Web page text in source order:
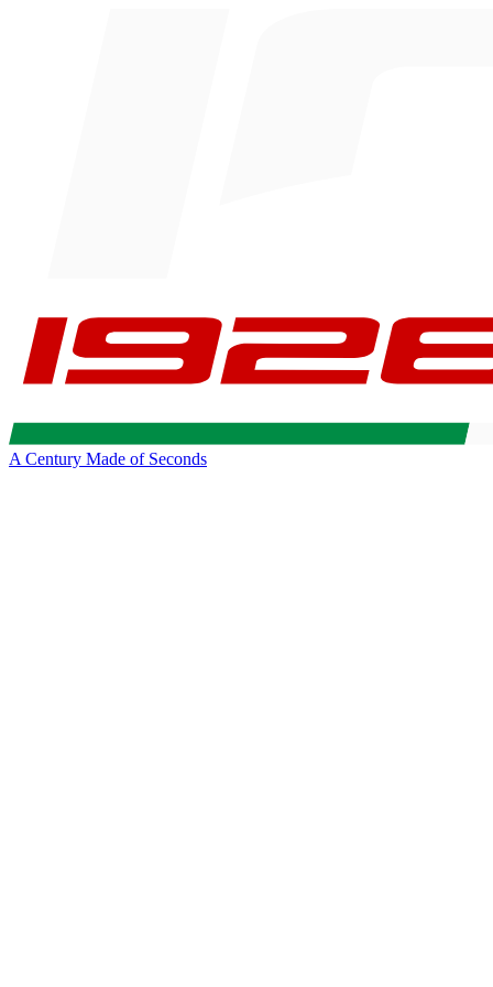
A Century Made of Seconds